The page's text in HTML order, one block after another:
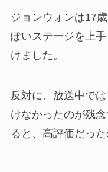
ジョンウォンは17
ぽいステージを上
けました。
反対に、放送中で
けなかったのが残
ると、高評価だっ